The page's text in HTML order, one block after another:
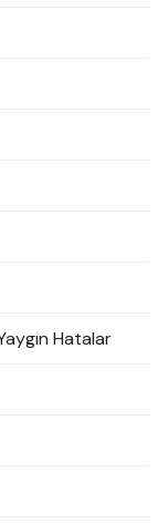
Hatalar